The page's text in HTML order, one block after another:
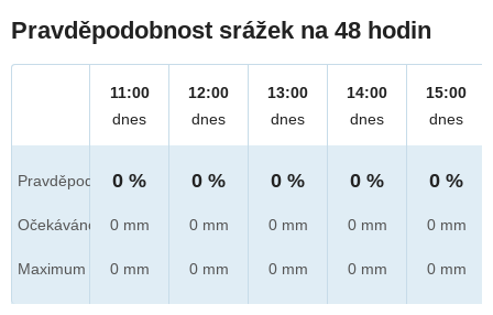
Pravděpodobnost srážek na 48 hodin
Pravděpod.
Očekáváno
Maximum
11:00
dnes
0 %
0 mm
0 mm
12:00
dnes
0 %
0 mm
0 mm
13:00
dnes
0 %
0 mm
0 mm
14:00
dnes
0 %
0 mm
0 mm
15:00
dnes
0 %
0 mm
0 mm